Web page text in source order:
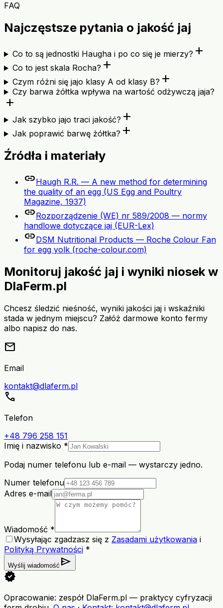
FAQ
Najczęstsze pytania o jakość jaj
Co to są jednostki Haugha i po co się je mierzy? add
Co to jest skala Rocha? add
Czym różni się jajo klasy A od klasy B? add
Czy barwa żółtka wpływa na wartość odżywczą jaja?
add
Jak szybko jajo traci jakość? add
Jak poprawić barwę żółtka? add
Źródła i materiały
linkHaugh R.R. — A new method for determining
the quality of an egg (US Egg and Poultry
Magazine, 1937)
linkRozporządzenie (WE) nr 589/2008 — normy
handlowe dotyczące jaj (EUR-Lex)
linkDSM Nutritional Products — Roche Colour Fan
for egg yolk (roche-colour.com)
Monitoruj jakość jaj i wyniki niosek w
DlaFerm.pl
Chcesz śledzić nieśność, wyniki jakości jaj i wskaźniki
stada w jednym miejscu? Załóż darmowe konto fermy
albo napisz do nas.
mail
Email
kontakt@dlaferm.pl
call
Telefon
+48 796 258 151
Imię i nazwisko *
Podaj numer telefonu lub e-mail — wystarczy jedno.
Numer telefonu
Adres e-mail
Wiadomość *
Wysyłając zgadzasz się z Zasadami użytkowania i
Polityką Prywatności *
Wyślij wiadomość send
verified
Opracowanie: zespół DlaFerm.pl — praktycy cyfryzacji